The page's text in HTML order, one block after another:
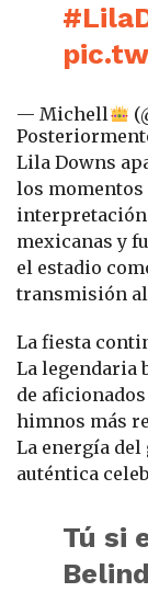
— Michell
Lila Downs
los momentos
mexicanas y
el estadio
transmisión
La fiesta
La legendaria
de
himnos más
La energía
auténtica
Tú si